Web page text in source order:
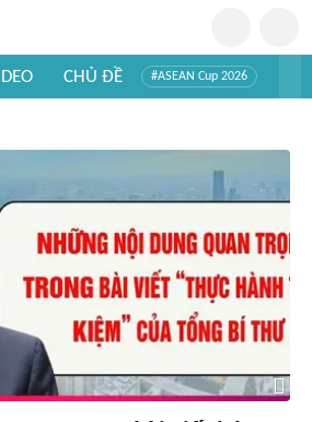
CHỦ ĐỀ #ASEAN Cup 2026